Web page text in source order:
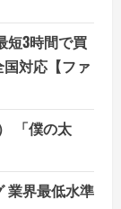
短3時間で買
対応【ファ
「僕の太
業界最低水準